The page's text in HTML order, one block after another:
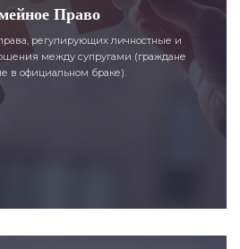
Право
регулирующих личностные и
между супругами (граждане
в официальном браке).